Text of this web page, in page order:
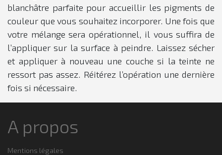
blanchâtre parfaite pour accueillir les pigments de
couleur que vous souhaitez incorporer. Une fois que
votre mélange sera opérationnel, il vous suffira de
l’appliquer sur la surface à peindre. Laissez sécher
et appliquer à nouveau une couche si la teinte ne
ressort pas assez. Réitérez l’opération une dernière
fois si nécessaire.
A propos
Mentions légales